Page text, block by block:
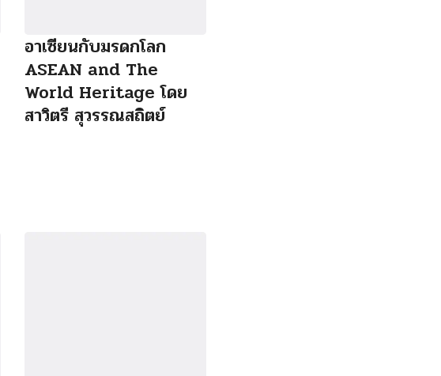
อาเซียนกับมรดกโลก
ASEAN and The
World Heritage โดย
สาวิตรี สุวรรณสถิตย์